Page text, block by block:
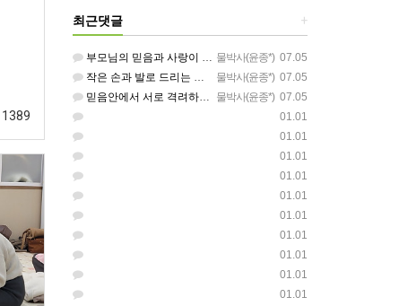
1389
+
최근댓글
물박사(윤종*) 07.05
부모님의 믿음과 사랑이 아이들에게 아름답게 이어지길 축복합니다
물박사(윤종*) 07.05
작은 손과 발로 드리는 찬양이 참 아름답습니다 하나님의 사랑이 늘 함께하길 기도합니다
물박사(윤종*) 07.05
믿음안에서 서로 격려하며 아름답게 성장하는 중고등부가 되길 응원합니다
01.01
01.01
01.01
01.01
01.01
01.01
01.01
01.01
01.01
01.01